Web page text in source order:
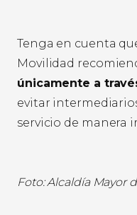
Tenga en cuenta
Movilidad
únicamente a
evitar
servicio de manera
Foto: Alcaldía Mayor